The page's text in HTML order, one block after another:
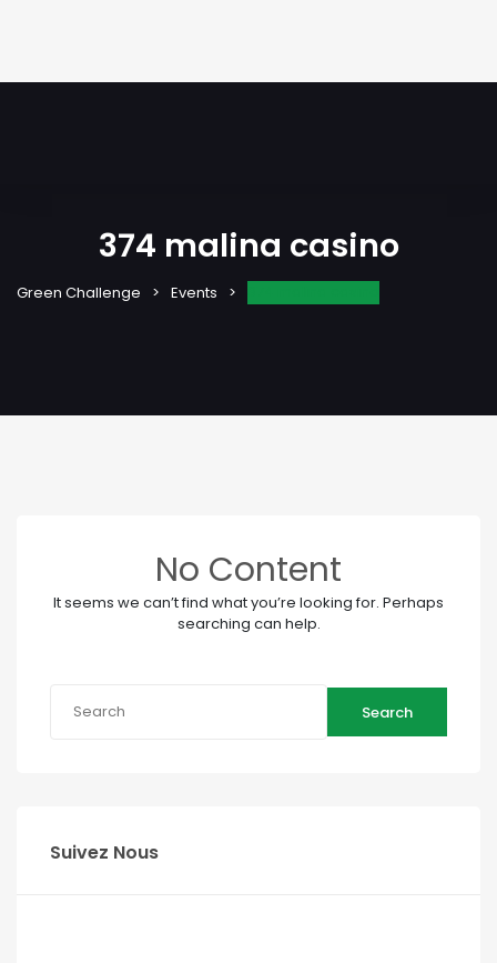
374 malina casino
Green Challenge Events
No Content
It seems we can’t find what you’re looking for. Perhaps
searching can help.
Search
Suivez Nous